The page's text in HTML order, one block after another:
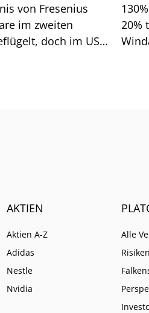
von Fresenius
im zweiten
doch im US-
20%
AKTIEN
Aktien A-Z
Adidas
Nestle
Nvidia
Alle